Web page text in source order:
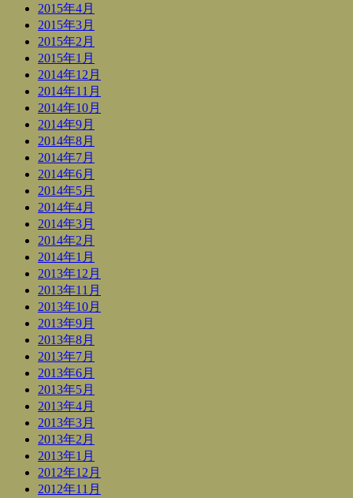
2015年4月
2015年3月
2015年2月
2015年1月
2014年12月
2014年11月
2014年10月
2014年9月
2014年8月
2014年7月
2014年6月
2014年5月
2014年4月
2014年3月
2014年2月
2014年1月
2013年12月
2013年11月
2013年10月
2013年9月
2013年8月
2013年7月
2013年6月
2013年5月
2013年4月
2013年3月
2013年2月
2013年1月
2012年12月
2012年11月